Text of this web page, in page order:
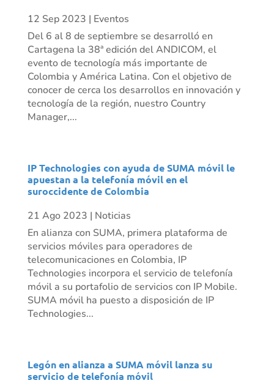
12 Sep 2023 | Eventos
Del 6 al 8 de septiembre se desarrolló en
Cartagena la 38ª edición del ANDICOM, el
evento de tecnología más importante de
Colombia y América Latina. Con el objetivo de
conocer de cerca los desarrollos en innovación y
tecnología de la región, nuestro Country
Manager,...
IP Technologies con ayuda de SUMA móvil le
apuestan a la telefonía móvil en el
suroccidente de Colombia
21 Ago 2023 | Noticias
En alianza con SUMA, primera plataforma de
servicios móviles para operadores de
telecomunicaciones en Colombia, IP
Technologies incorpora el servicio de telefonía
móvil a su portafolio de servicios con IP Mobile.
SUMA móvil ha puesto a disposición de IP
Technologies...
Legón en alianza a SUMA móvil lanza su
servicio de telefonía móvil